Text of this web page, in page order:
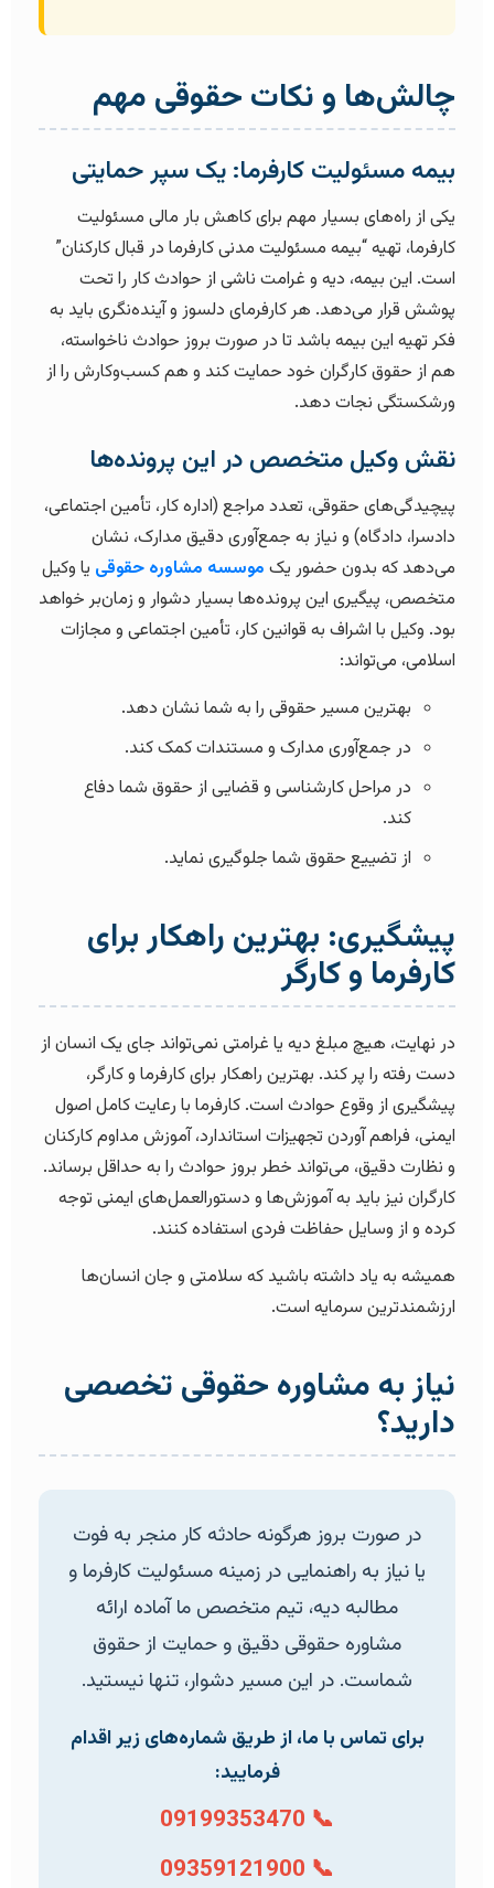
چالش‌ها و نکات حقوقی مهم
بیمه مسئولیت کارفرما: یک سپر حمایتی
یکی از راه‌های بسیار مهم برای کاهش بار مالی مسئولیت
کارفرما، تهیه “بیمه مسئولیت مدنی کارفرما در قبال کارکنان”
است. این بیمه، دیه و غرامت ناشی از حوادث کار را تحت
پوشش قرار می‌دهد. هر کارفرمای دلسوز و آینده‌نگری باید به
فکر تهیه این بیمه باشد تا در صورت بروز حوادث ناخواسته،
هم از حقوق کارگران خود حمایت کند و هم کسب‌وکارش را از
ورشکستگی نجات دهد.
نقش وکیل متخصص در این پرونده‌ها
پیچیدگی‌های حقوقی، تعدد مراجع (اداره کار، تأمین اجتماعی،
دادسرا، دادگاه) و نیاز به جمع‌آوری دقیق مدارک، نشان
می‌دهد که بدون حضور یک موسسه مشاوره حقوقی یا وکیل
متخصص، پیگیری این پرونده‌ها بسیار دشوار و زمان‌بر خواهد
بود. وکیل با اشراف به قوانین کار، تأمین اجتماعی و مجازات
اسلامی، می‌تواند:
بهترین مسیر حقوقی را به شما نشان دهد.
در جمع‌آوری مدارک و مستندات کمک کند.
در مراحل کارشناسی و قضایی از حقوق شما دفاع
کند.
از تضییع حقوق شما جلوگیری نماید.
پیشگیری: بهترین راهکار برای
کارفرما و کارگر
در نهایت، هیچ مبلغ دیه یا غرامتی نمی‌تواند جای یک انسان از
دست رفته را پر کند. بهترین راهکار برای کارفرما و کارگر،
پیشگیری از وقوع حوادث است. کارفرما با رعایت کامل اصول
ایمنی، فراهم آوردن تجهیزات استاندارد، آموزش مداوم کارکنان
و نظارت دقیق، می‌تواند خطر بروز حوادث را به حداقل برساند.
کارگران نیز باید به آموزش‌ها و دستورالعمل‌های ایمنی توجه
کرده و از وسایل حفاظت فردی استفاده کنند.
همیشه به یاد داشته باشید که سلامتی و جان انسان‌ها
ارزشمندترین سرمایه است.
نیاز به مشاوره حقوقی تخصصی
دارید؟
در صورت بروز هرگونه حادثه کار منجر به فوت
یا نیاز به راهنمایی در زمینه مسئولیت کارفرما و
مطالبه دیه، تیم متخصص ما آماده ارائه
مشاوره حقوقی دقیق و حمایت از حقوق
شماست. در این مسیر دشوار، تنها نیستید.
برای تماس با ما، از طریق شماره‌های زیر اقدام
فرمایید:
📞 09199353470
📞 09359121900